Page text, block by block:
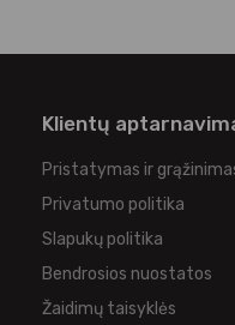
Klientų
Pristatymas ir
Privatumo politika
Slapukų politika
Bendrosios nuostatos
Žaidimų taisyklės